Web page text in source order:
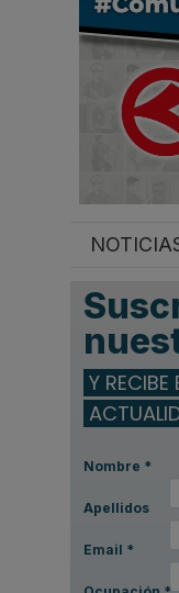
Y RECIBE
Nombre *
Apellidos
Email *